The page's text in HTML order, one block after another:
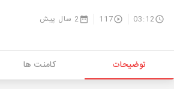
03:12
117 2 سال پیش
توضیحات کامنت ها